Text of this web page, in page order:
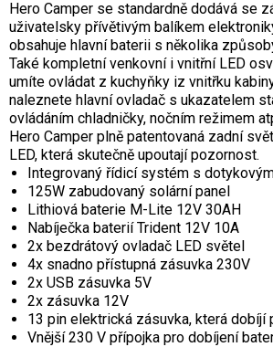
Hero Camper se standardně dodává se
uživatelsky přívětivým balíkem
obsahuje hlavní baterii s několika
Také kompletní venkovní i vnitřní LED
umíte ovládat z kuchyňky iz vnitřku
naleznete hlavní ovladač s ukazatelem
ovládáním chladničky, nočním režimem
Hero Camper plně patentovaná zadní
LED, která skutečně upoutají pozornost.
Integrovaný řídicí systém s
125W zabudovaný solární panel
Lithiová baterie M-Lite 12V 30AH
Nabíječka baterií Trident 12V 10A
2x bezdrátový ovladač LED světel
4x snadno přístupná zásuvka 230V
2x USB zásuvka 5V
2x zásuvka 12V
13 pin elektrická zásuvka, která dobíjí
Vnější 230 V přípojka pro dobíjení